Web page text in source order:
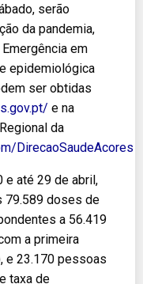
serão
da pandemia,
em
epidemiológica
ser obtidas
e na
da
DirecaoSaudeAcores
e até 29 de abril,
79.589 doses de
a 56.419
a primeira
e 23.170 pessoas
taxa de